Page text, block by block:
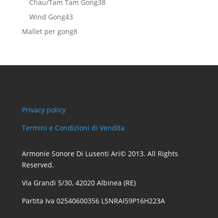
Chau/Tam Tam Gong38
Wind Gong4343
prodotti
Mallet per gong88
Privacy policy
Termini e Condizioni di Vendita
Armonie Sonore Di Lusenti Ari© 2013. All Rights
Reserved.
Via Grandi 5/30, 42020 Albinea (RE)
Partita Iva 02540600356 LSNRAI59P16H223A